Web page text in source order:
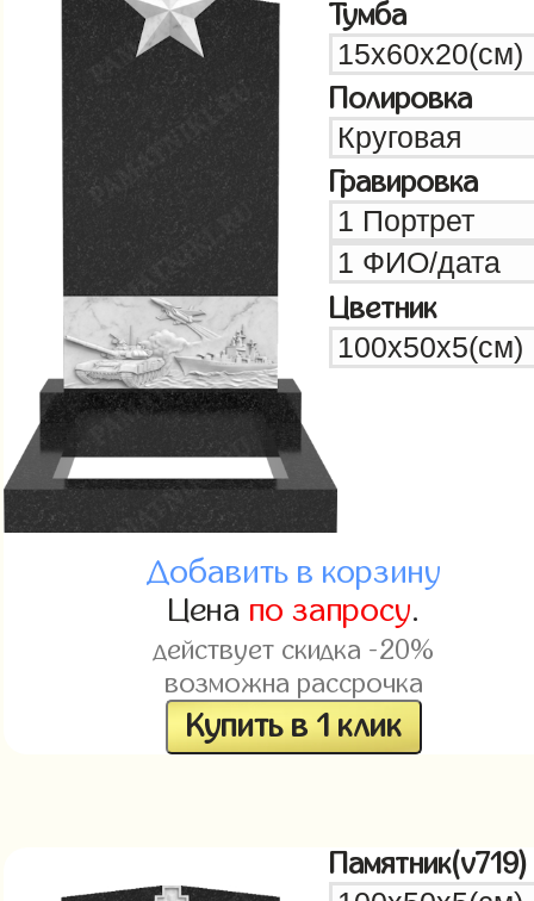
Тумба
Полировка
Гравировка
Цветник
Добавить в корзину
Цена по запросу.
действует скидка -20%
возможна рассрочка
Купить в 1 клик
Памятник(v719)